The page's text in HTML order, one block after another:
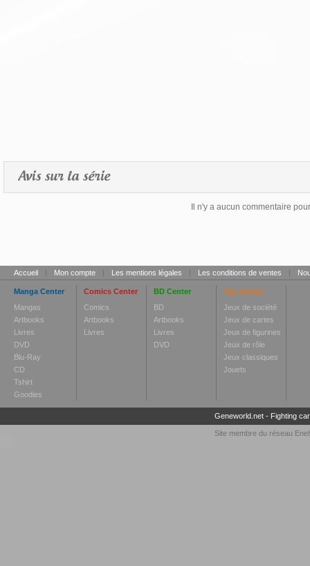
Avis sur la série
Il n'y a aucun commentaire
Accueil | Mon compte | Les mentions légales | Les conditions de ventes |
Manga Center
Mangas
Artbooks
Livres
DVD
Blu-Ray
CD
Tshirt
Goodies
Comics Center
Comics
Artbooks
Livres
BD Center
BD
Artbooks
Livres
DVD
Toy Center
Jeux de société
Jeux de cartes
Jeux de figurines
Jeux de rôle
Jeux classiques
Jouets
Geneworld.net- Fighting
Site membre du réseau